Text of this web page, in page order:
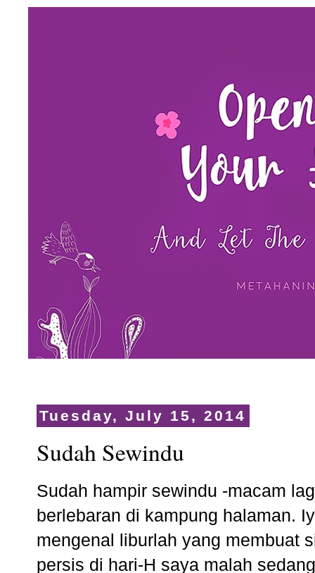
Tuesday, July 15, 2014
Sudah Sewindu
Sudah hampir sewindu -macam
berlebaran di kampung halaman.
mengenal liburlah yang membuat
persis di hari-H saya malah